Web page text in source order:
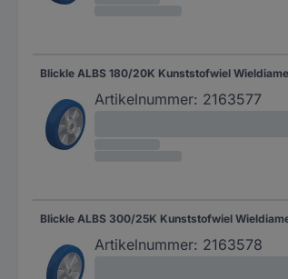
Artikelnummer: 2163577
Artikelnummer: 2163578